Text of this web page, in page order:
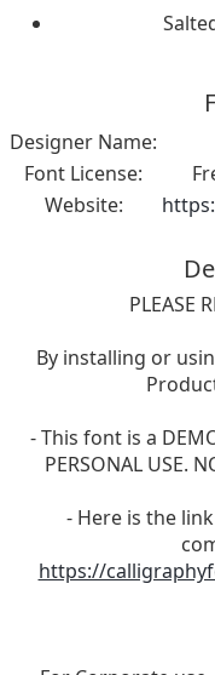
Designer Name:
Font License:
Website:
PLEASE
By installing or
- This font is a
PERSONAL USE.
- Here is the
https://